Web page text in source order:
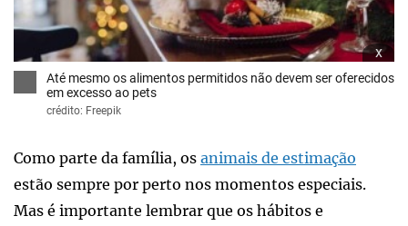
x
Até mesmo os alimentos permitidos não devem ser oferecidos
em excesso ao pets
crédito: Freepik
Como parte da família, os animais de estimação
estão sempre por perto nos momentos especiais.
Mas é importante lembrar que os hábitos e